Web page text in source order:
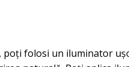
poți folosi un iluminator